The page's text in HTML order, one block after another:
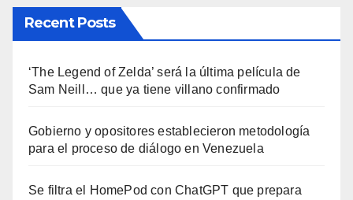
Recent Posts
‘The Legend of Zelda’ será la última película de
Sam Neill… que ya tiene villano confirmado
Gobierno y opositores establecieron metodología
para el proceso de diálogo en Venezuela
Se filtra el HomePod con ChatGPT que prepara